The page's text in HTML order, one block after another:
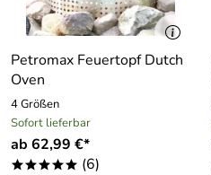
Petromax Feuertopf Dutch
Oven
4 Größen
Sofort lieferbar
ab 62,99 €*
***** (6)